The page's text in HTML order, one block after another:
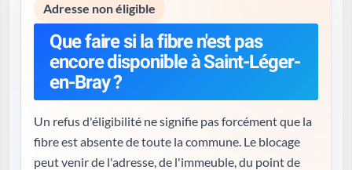
Adresse non éligible
Que faire si la fibre n'est pas
encore disponible à Saint-Léger-
en-Bray ?
Un refus d'éligibilité ne signifie pas forcément que la
fibre est absente de toute la commune. Le blocage
peut venir de l'adresse, de l'immeuble, du point de